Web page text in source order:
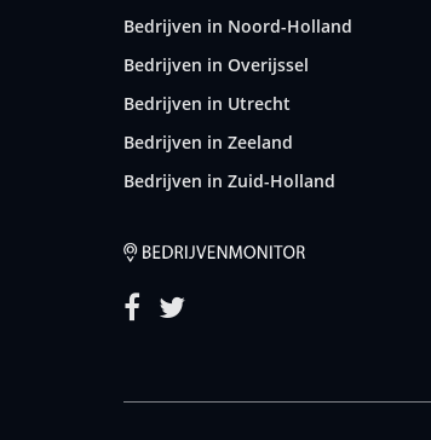
Bedrijven in Noord-Holland
Bedrijven in Overijssel
Bedrijven in Utrecht
Bedrijven in Zeeland
Bedrijven in Zuid-Holland